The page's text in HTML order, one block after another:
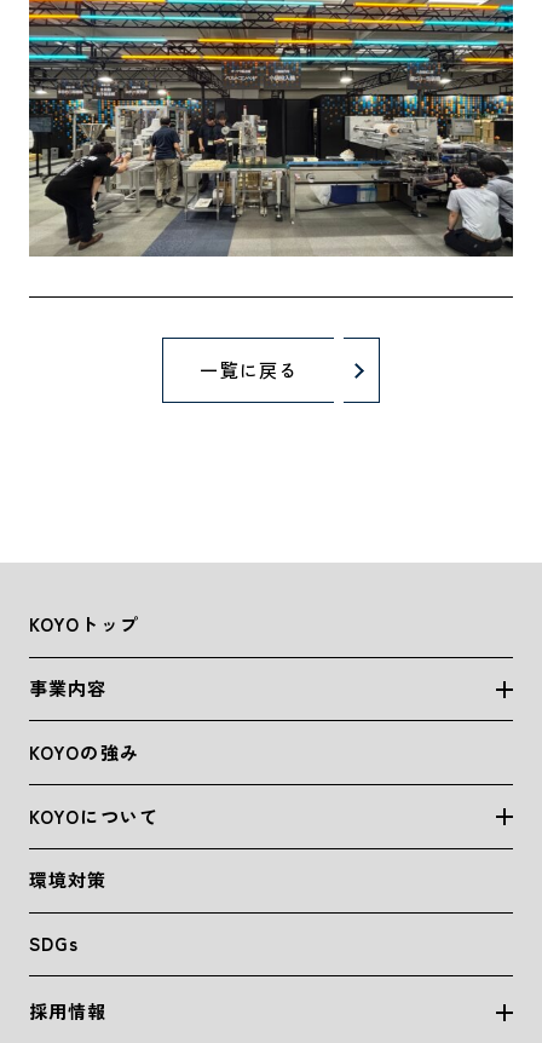
一覧に戻る
KOYOトップ
事業内容
KOYOの強み
KOYOについて
環境対策
SDGs
採用情報